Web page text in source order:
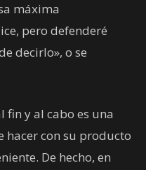
máxima
pero defenderé
decirlo», o se
fin y al cabo es una
hacer con su producto
De hecho, en